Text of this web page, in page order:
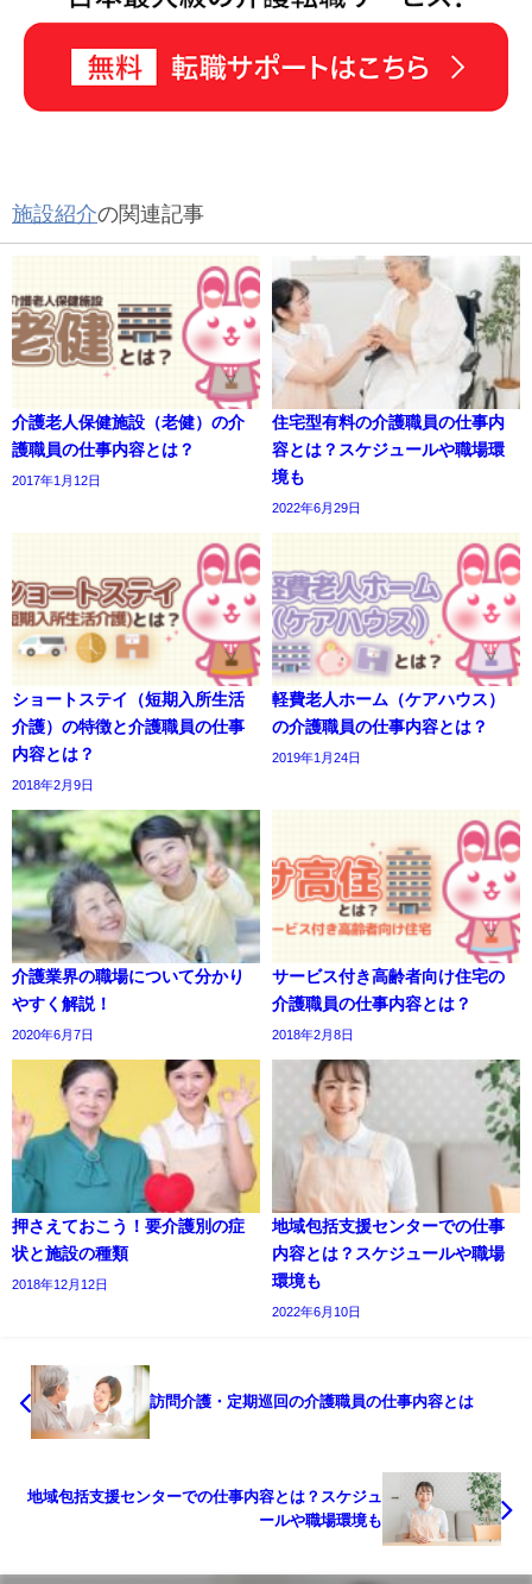
施設紹介の関連記事
介護老人保健施設（老健）の介
護職員の仕事内容とは？
2017年1月12日
住宅型有料の介護職員の仕事内
容とは？スケジュールや職場環
境も
2022年6月29日
ショートステイ（短期入所生活
介護）の特徴と介護職員の仕事
内容とは？
2018年2月9日
軽費老人ホーム（ケアハウス）
の介護職員の仕事内容とは？
2019年1月24日
介護業界の職場について分かり
やすく解説！
2020年6月7日
サービス付き高齢者向け住宅の
介護職員の仕事内容とは？
2018年2月8日
押さえておこう！要介護別の症
状と施設の種類
2018年12月12日
地域包括支援センターでの仕事
内容とは？スケジュールや職場
環境も
2022年6月10日
訪問介護・定期巡回の介護職員の仕事内容とは
地域包括支援センターでの仕事内容とは？スケジュ
ールや職場環境も